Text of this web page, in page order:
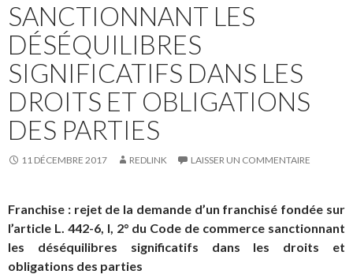
SANCTIONNANT LES
DÉSÉQUILIBRES
SIGNIFICATIFS DANS LES
DROITS ET OBLIGATIONS
DES PARTIES
11 DÉCEMBRE 2017 REDLINK LAISSER UN COMMENTAIRE
Franchise : rejet de la demande d’un franchisé fondée sur
l’article L. 442-6, I, 2° du Code de commerce sanctionnant
les déséquilibres significatifs dans les droits et
obligations des parties